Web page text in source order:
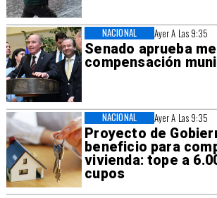
Ayer A Las 9:35
Senado aprueba
compensación
NACIONAL
Ayer A Las 9:35
Proyecto de
beneficio para
vivienda: tope a
cupos
NACIONAL